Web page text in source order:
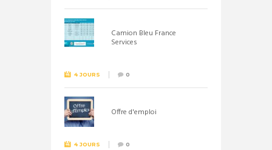
Camion Bleu France
Services
4 JOURS 0
Offre d'emploi
4 JOURS 0